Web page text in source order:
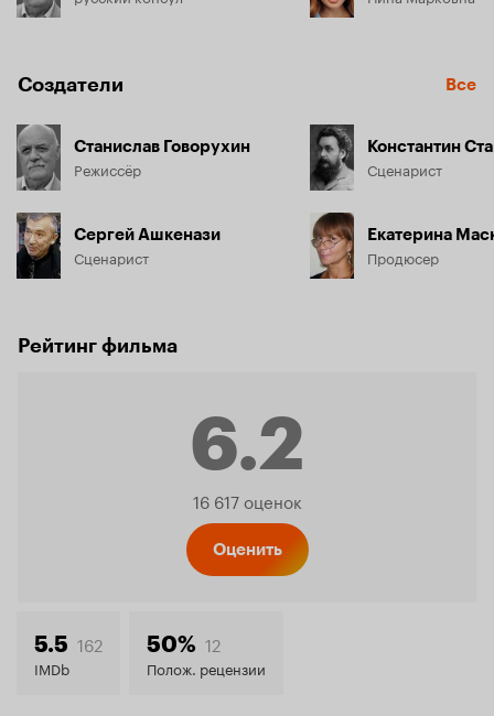
Создатели Все
Станислав Говорухин
Режиссёр
Сергей Ашкенази
Сценарист
Константин
Сценарист
Екатерина
Продюсер
Рейтинг фильма
6.2
Рейтинг
6.2
16 617 оценок
Оценить
5.5 162
IMDb
50% 12
Полож. рецензии